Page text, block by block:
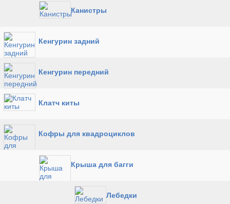
Канистры
Кенгурин задний
Кенгурин передний
Клатч киты
Кофры для квадроциклов
Крыша для багги
Лебедки